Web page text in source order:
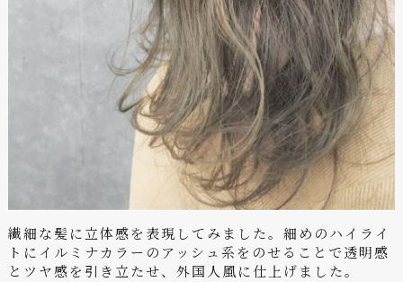
繊細な髪に立体感を表現してみました。細めのハイライ
トにイルミナカラーのアッシュ系をのせることで透明感
とツヤ感を引き立たせ、外国人風に仕上げました。